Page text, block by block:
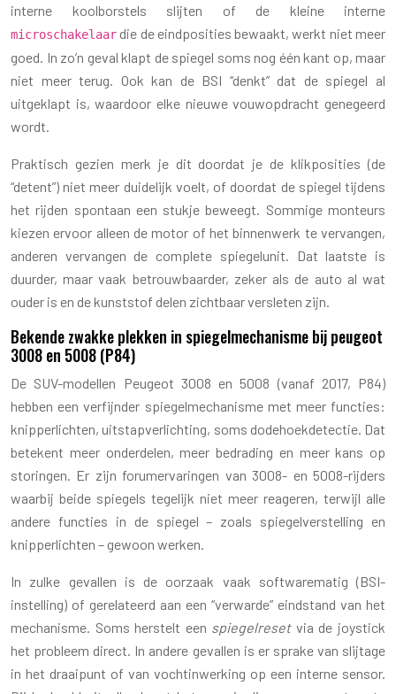
interne koolborstels slijten of de kleine interne
microschakelaar die de eindposities bewaakt, werkt niet meer
goed. In zo’n geval klapt de spiegel soms nog één kant op, maar
niet meer terug. Ook kan de BSI “denkt” dat de spiegel al
uitgeklapt is, waardoor elke nieuwe vouwopdracht genegeerd
wordt.
Praktisch gezien merk je dit doordat je de klikposities (de
“detent”) niet meer duidelijk voelt, of doordat de spiegel tijdens
het rijden spontaan een stukje beweegt. Sommige monteurs
kiezen ervoor alleen de motor of het binnenwerk te vervangen,
anderen vervangen de complete spiegelunit. Dat laatste is
duurder, maar vaak betrouwbaarder, zeker als de auto al wat
ouder is en de kunststof delen zichtbaar versleten zijn.
Bekende zwakke plekken in spiegelmechanisme bij peugeot
3008 en 5008 (P84)
De SUV-modellen Peugeot 3008 en 5008 (vanaf 2017, P84)
hebben een verfijnder spiegelmechanisme met meer functies:
knipperlichten, uitstapverlichting, soms dodehoekdetectie. Dat
betekent meer onderdelen, meer bedrading en meer kans op
storingen. Er zijn forumervaringen van 3008- en 5008-rijders
waarbij beide spiegels tegelijk niet meer reageren, terwijl alle
andere functies in de spiegel – zoals spiegelverstelling en
knipperlichten – gewoon werken.
In zulke gevallen is de oorzaak vaak softwarematig (BSI-
instelling) of gerelateerd aan een “verwarde” eindstand van het
mechanisme. Soms herstelt een spiegelresetvia de joystick
het probleem direct. In andere gevallen is er sprake van slijtage
in het draaipunt of van vochtinwerking op een interne sensor.